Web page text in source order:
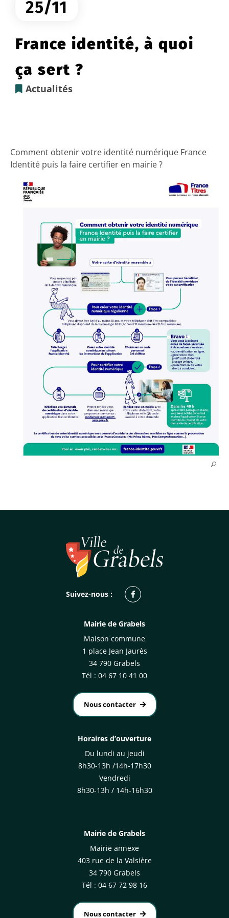
25/11
France identité, à quoi
ça sert ?
Actualités
Comment obtenir votre identité numérique France
Identité puis la faire certifier en mairie ?
Suivez-nous : Facebook
Mairie de Grabels
Maison commune
1 place Jean Jaurès
34 790 Grabels
Tél : 04 67 10 41 00
Nous contacter
Horaires d’ouverture
Du lundi au jeudi
8h30-13h /14h-17h30
Vendredi
8h30-13h / 14h-16h30
Mairie de Grabels
Mairie annexe
403 rue de la Valsière
34 790 Grabels
Tél : 04 67 72 98 16
Nous contacter